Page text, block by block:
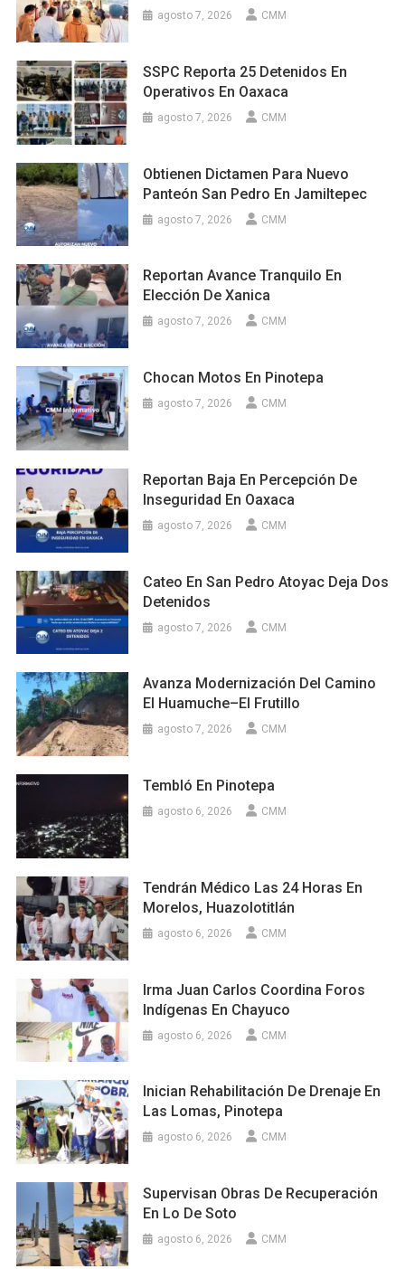
agosto 7, 2026 CMM
SSPC Reporta 25 Detenidos En
Operativos En Oaxaca
agosto 7, 2026 CMM
Obtienen Dictamen Para Nuevo
Panteón San Pedro En Jamiltepec
agosto 7, 2026 CMM
Reportan Avance Tranquilo En
Elección De Xanica
agosto 7, 2026 CMM
Chocan Motos En Pinotepa
agosto 7, 2026 CMM
Reportan Baja En Percepción De
Inseguridad En Oaxaca
agosto 7, 2026 CMM
Cateo En San Pedro Atoyac Deja Dos
Detenidos
agosto 7, 2026 CMM
Avanza Modernización Del Camino
El Huamuche–El Frutillo
agosto 7, 2026 CMM
Tembló En Pinotepa
agosto 6, 2026 CMM
Tendrán Médico Las 24 Horas En
Morelos, Huazolotitlán
agosto 6, 2026 CMM
Irma Juan Carlos Coordina Foros
Indígenas En Chayuco
agosto 6, 2026 CMM
Inician Rehabilitación De Drenaje En
Las Lomas, Pinotepa
agosto 6, 2026 CMM
Supervisan Obras De Recuperación
En Lo De Soto
agosto 6, 2026 CMM